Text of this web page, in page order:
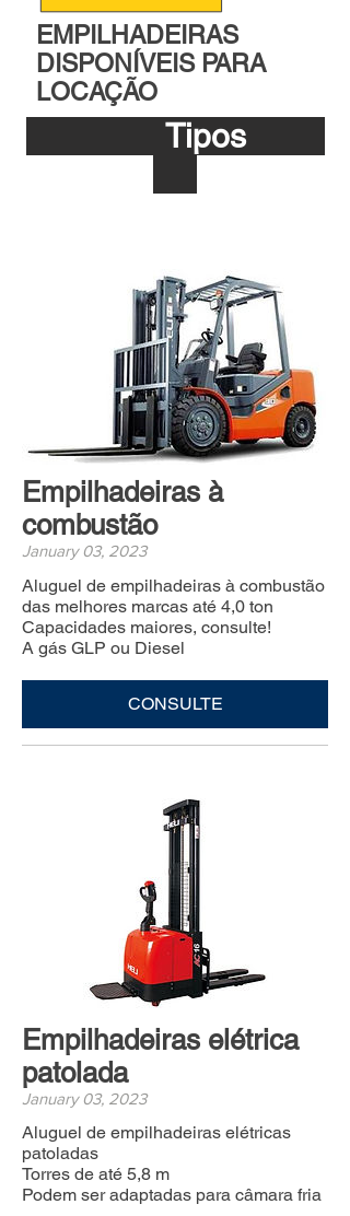
EMPILHADEIRAS
DISPONÍVEIS PARA
LOCAÇÃO
Tipos
Empilhadeiras à
combustão
January 03, 2023
Aluguel de empilhadeiras à combustão
das melhores marcas até 4,0 ton
Capacidades maiores, consulte!
A gás GLP ou Diesel
CONSULTE
Empilhadeiras elétrica
patolada
January 03, 2023
Aluguel de empilhadeiras elétricas
patoladas
Torres de até 5,8 m
Podem ser adaptadas para câmara fria